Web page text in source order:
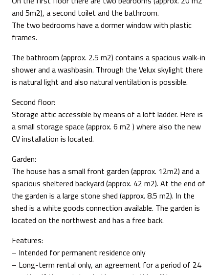
and 5m2), a second toilet and the bathroom.
The two bedrooms have a dormer window with plastic
frames.
The bathroom (approx. 2.5 m2) contains a spacious walk-in
shower and a washbasin. Through the Velux skylight there
is natural light and also natural ventilation is possible.
Second floor:
Storage attic accessible by means of a loft ladder. Here is
a small storage space (approx. 6 m2 ) where also the new
CV installation is located.
Garden:
The house has a small front garden (approx. 12m2) and a
spacious sheltered backyard (approx. 42 m2). At the end of
the garden is a large stone shed (approx. 8.5 m2). In the
shed is a white goods connection available. The garden is
located on the northwest and has a free back.
Features:
– Intended for permanent residence only
– Long-term rental only, an agreement for a period of 24